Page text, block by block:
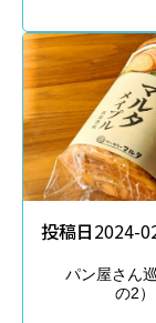
投稿日2024-
パン屋さん
の2）